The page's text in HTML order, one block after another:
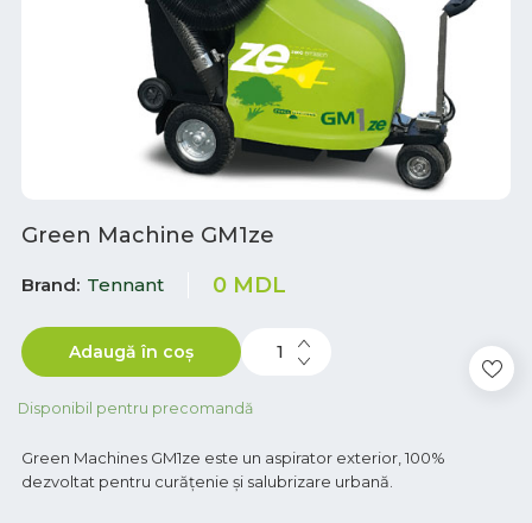
Green Machine GM1ze
Brand Tennant 0 MDL
Disponibil pentru precomandă
Adaugă în coș
Green Machines GM1ze este un aspirator exterior, 100%
dezvoltat pentru curățenie și salubrizare urbană.